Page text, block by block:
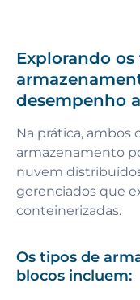
Explorando
desempenho
Na prática, ambos
armazenamento
nuvem
gerenciados que
conteinerizadas.
Os tipos de
blocos incluem: